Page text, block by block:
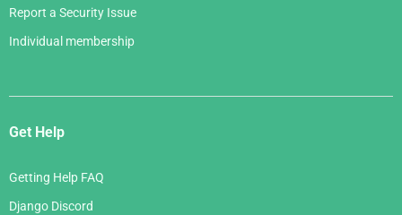
Report a Security Issue
Individual membership
Get Help
Getting Help FAQ
Django Discord